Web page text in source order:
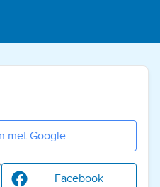
met Google
Facebook